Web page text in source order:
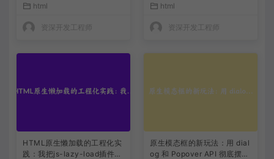
html
资深开发工程师
html
资深开发工程师
HTML原生懒加载的工程化实
践：我把js-lazy-load插件从
原生模态框的新玩法：用 dial
og 和 Popover API 彻底摆脱